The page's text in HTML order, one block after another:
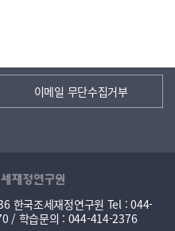
이메일 무단수집거부
한국조세재정연구원 Tel : 044-
/ 학습문의 : 044-414-2376